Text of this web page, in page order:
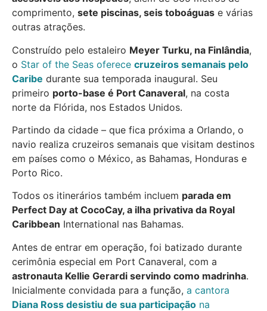
comprimento, sete piscinas, seis toboáguas e várias
outras atrações.
Construído pelo estaleiro Meyer Turku, na Finlândia,
o Star of the Seas oferece cruzeiros semanais pelo
Caribe durante sua temporada inaugural. Seu
primeiro porto-base é Port Canaveral, na costa
norte da Flórida, nos Estados Unidos.
Partindo da cidade – que fica próxima a Orlando, o
navio realiza cruzeiros semanais que visitam destinos
em países como o México, as Bahamas, Honduras e
Porto Rico.
Todos os itinerários também incluem parada em
Perfect Day at CocoCay, a ilha privativa da Royal
Caribbean International nas Bahamas.
Antes de entrar em operação, foi batizado durante
cerimônia especial em Port Canaveral, com a
astronauta Kellie Gerardi servindo como madrinha.
Inicialmente convidada para a função, a cantora
Diana Ross desistiu de sua participação na